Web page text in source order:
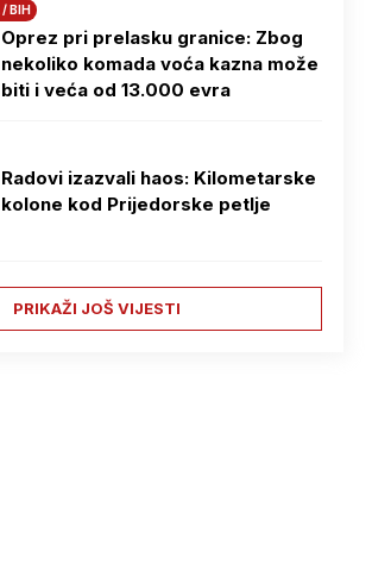
BIH
Oprez pri prelasku granice: Zbog
nekoliko komada voća kazna može
biti i veća od 13.000 evra
Radovi izazvali haos: Kilometarske
kolone kod Prijedorske petlje
PRIKAŽI JOŠ VIJESTI